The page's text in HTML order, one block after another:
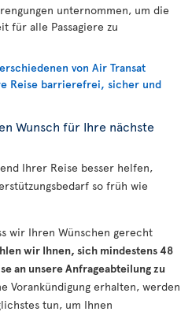
unternommen, um die
für alle Passagiere zu
von Air Transat
Reise barrierefrei, sicher und
Wunsch für Ihre nächste
Ihrer Reise besser helfen,
so früh wie
wir Ihren Wünschen gerecht
wir Ihnen, sich mindestens 48
an unsere Anfrageabteilung zu
Vorankündigung erhalten, werden
tun, um Ihnen